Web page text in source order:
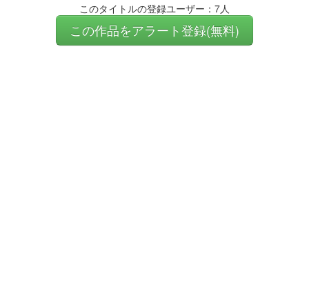
このタイトルの登録ユーザー：7人
この作品をアラート登録(無料)